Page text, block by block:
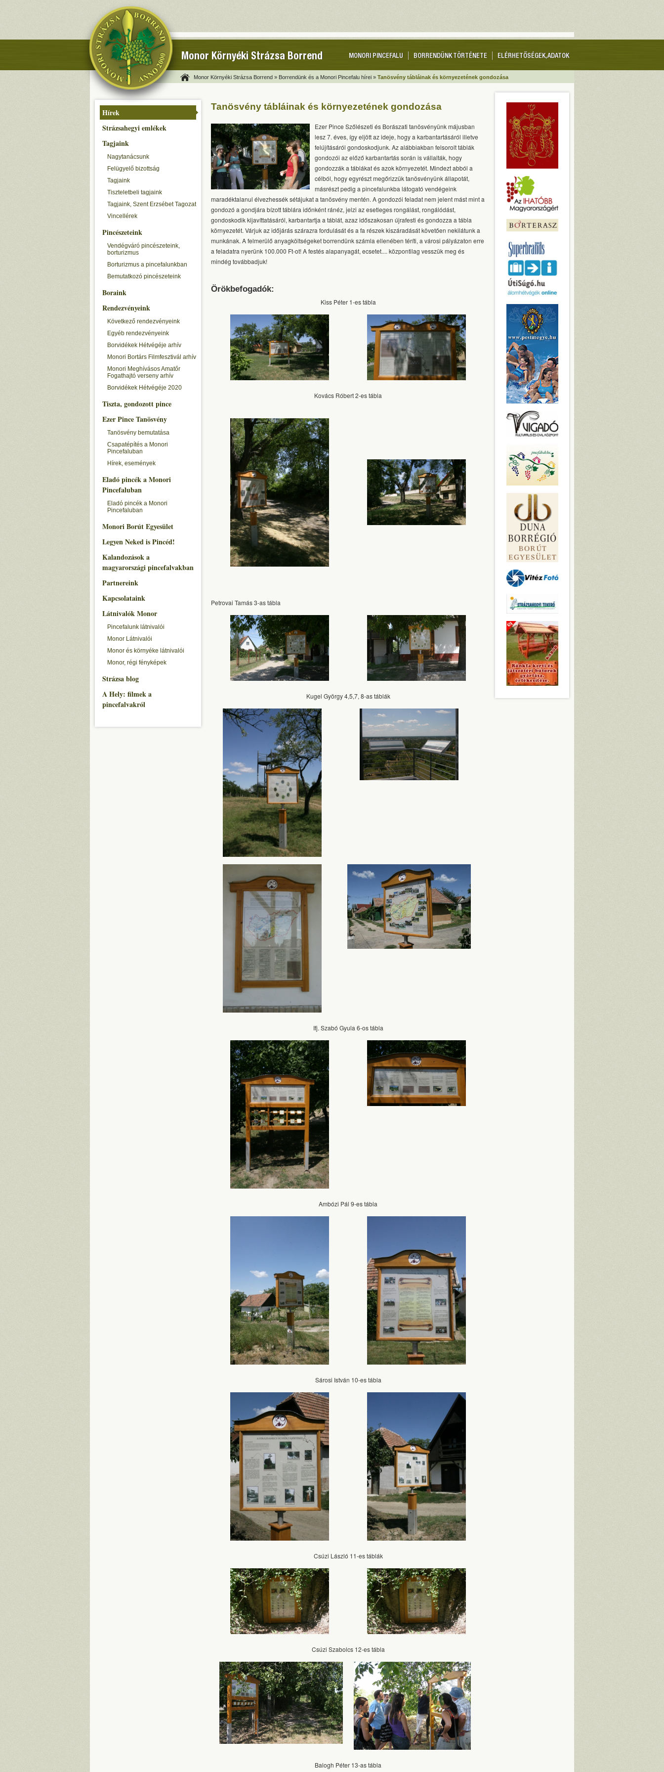
Monor Környéki Strázsa Borrend ELÉRHETŐSÉGEK, ADATOK
BORRENDÜNK TÖRTÉNETE
MONORI PINCEFALU
Monor Környéki Strázsa Borrend » Borrendünk és a Monori Pincefalu hírei » Tanösvény tábláinak és környezetének gondozása
Hírek
Strázsahegyi emlékek
Tagjaink
Nagytanácsunk
Felügyelő bizottság
Tagjaink
Tiszteletbeli tagjaink
Tagjaink, Szent Erzsébet Tagozat
Vincellérek
Pincészeteink
Vendégváró pincészeteink,
borturizmus
Borturizmus a pincefalunkban
Bemutatkozó pincészeteink
Boraink
Rendezvényeink
Következő rendezvényeink
Egyéb rendezvényeink
Borvidékek Hétvégéje arhív
Monori Bortárs Filmfesztivál arhív
Monori Meghívásos Amatőr
Fogathajtó verseny arhív
Borvidékek Hétvégéje 2020
Tiszta, gondozott pince
Ezer Pince Tanösvény
Tanösvény bemutatása
Csapatépítés a Monori
Pincefaluban
Hírek, események
Eladó pincék a Monori
Pincefaluban
Eladó pincék a Monori
Pincefaluban
Monori Borút Egyesület
Legyen Neked is Pincéd!
Kalandozások a
magyarországi pincefalvakban
Partnereink
Kapcsolataink
Látnivalók Monor
Pincefalunk látnivalói
Monor Látnivalói
Monor és környéke látnivalói
Monor, régi fényképek
Strázsa blog
A Hely: filmek a
pincefalvakról
Tanösvény tábláinak és környezetének gondozása
Ezer Pince Szőlészeti és Borászati tanösvényünk májusban
lesz 7. éves, így eljött az ideje, hogy a karbantartásáról illetve
felújításáról gondoskodjunk. Az alábbiakban felsorolt táblák
gondozói az előző karbantartás során is vállalták, hogy
gondozzák a táblákat és azok környezetét. Mindezt abból a
célból, hogy egyrészt megőrizzük tanösvényünk állapotát,
másrészt pedig a pincefalunkba látogató vendégeink
maradéktalanul élvezhessék sétájukat a tanösvény mentén. A gondozói feladat nem jelent mást mint a
gondozó a gondjára bízott táblára időnként ránéz, jelzi az esetleges rongálást, rongálódást,
gondoskodik kijavíttatásáról, karbantartja a táblát, azaz időszakosan újrafesti és gondozza a tábla
környezetét. Várjuk az időjárás szárazra fordulását és a fa részek kiszáradását követően nekilátunk a
munkának. A felmerülő anyagköltségeket borrendünk számla ellenében téríti, a városi pályázaton erre
a feladatra nyerünk 100.000 Ft-ot!A festés alapanyagát, ecsetet.... központilag vesszük meg és
mindég továbbadjuk!
Örökbefogadók:
Kiss Péter 1-es tábla
Kovács Róbert 2-es tábla
Petrovai Tamás 3-as tábla
Kugel György 4,5,7, 8-as táblák
Ifj. Szabó Gyula 6-os tábla
Ambózi Pál 9-es tábla
Sárosi István 10-es tábla
Csúzi László 11-es táblák
Csúzi Szabolcs 12-es tábla
Balogh Péter 13-as tábla